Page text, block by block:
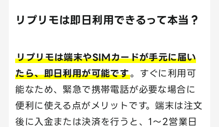
リプリモは即日利用できるって本当？
リプリモは端末やSIMカードが手元に届い
たら、即日利用が可能です。すぐに利用可
能なため、緊急で携帯電話が必要な場合に
便利に使える点がメリットです。端末は注文
後に入金または決済を行うと、1～2営業日